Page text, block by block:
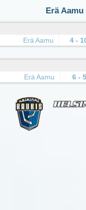
Erä
Erä Aamu 4 -
Erä Aamu 6 - 5